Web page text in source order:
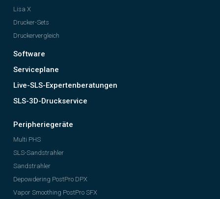
Lisa X
Drucker-Sets
Druckervergleich
Software
Serviceplane
Live-SLS-Expertenberatungen
SLS-3D-Druckservice
Peripheriegeräte
Multi PHS
SLS-Sandstrahler
Sandstrahler
Depowdering PostPro DPX
Vapor Smoothing PostPro SFX